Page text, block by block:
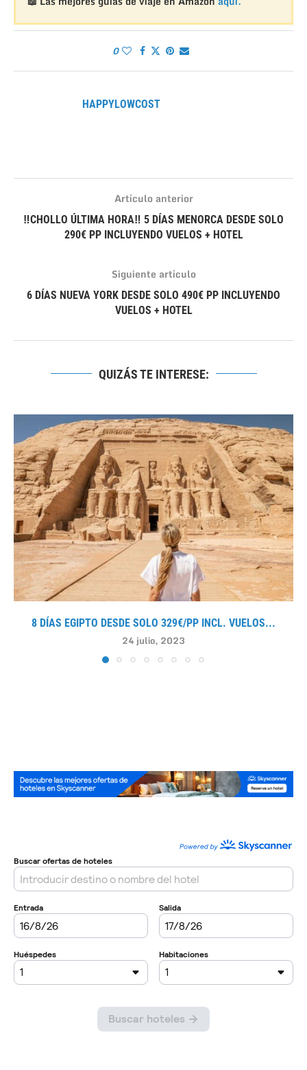
0
HAPPYLOWCOST
Artículo anterior
‼CHOLLO ÚLTIMA HORA‼ 5 DÍAS MENORCA DESDE SOLO
290€ PP INCLUYENDO VUELOS + HOTEL
Siguiente artículo
6 DÍAS NUEVA YORK DESDE SOLO 490€ PP INCLUYENDO
VUELOS + HOTEL
QUIZÁS TE INTERESE:
8 DÍAS EGIPTO DESDE SOLO 329€/PP INCL. VUELOS...
24 julio, 2023